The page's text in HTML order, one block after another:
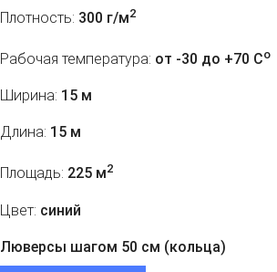
Плотность: 300 г/м2
Рабочая температура: от -30 до +70 Co
Ширина: 15 м
Длина: 15 м
Площадь: 225 м2
Цвет: синий
Люверсы шагом 50 см (кольца)